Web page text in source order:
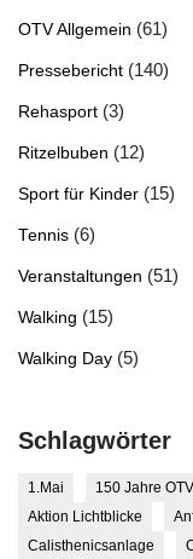
OTV Allgemein (61)
Pressebericht (140)
Rehasport (3)
Ritzelbuben (12)
Sport für Kinder (15)
Tennis (6)
Veranstaltungen (51)
Walking (15)
Walking Day (5)
Schlagwörter
1.Mai 150 Jahre OTV
Aktion Lichtblicke
Calisthenicsanlage